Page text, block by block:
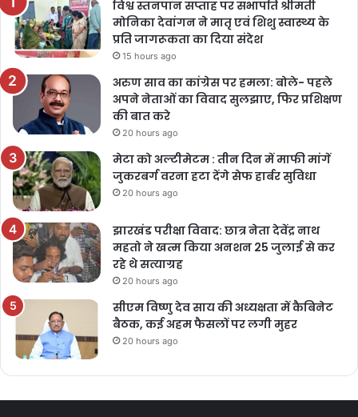
विश्व स्तनपान सप्ताह पर सभापति श्रीमती
मोनिका देवांगन ने मातृ एवं शिशु स्वास्थ्य के
प्रति जागरूकता का दिया संदेश
15 hours ago
अरुण साव का कांग्रेस पर हमला: बोले- पहले
अपने नेताओं का विवाद सुलझाए, फिर प्रशिक्षण
की बात करे
20 hours ago
मेटा को अल्टीमेटम : तीन दिन में माफी मांगें
जुकरबर्ग वरना हटा देंगे सेफ हार्बर सुविधा
20 hours ago
झारखंड परीक्षा विवाद: छात्र नेता देवेंद्र नाथ
महतो ने खत्म किया अनशन 25 जुलाई से कर
रहे थे सत्याग्रह
20 hours ago
सीएम विष्णु देव साय की अध्यक्षता में कैबिनेट
बैठक, कई अहम फैसलों पर लगी मुहर
20 hours ago